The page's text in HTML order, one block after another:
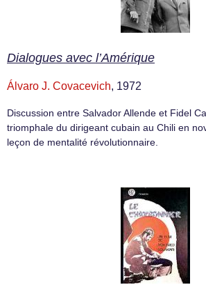
Dialogues avec l’Amérique
Álvaro J. Covacevich, 1972
Discussion entre Salvador Allende et Fidel
triomphale du dirigeant cubain au Chili en
leçon de mentalité révolutionnaire.